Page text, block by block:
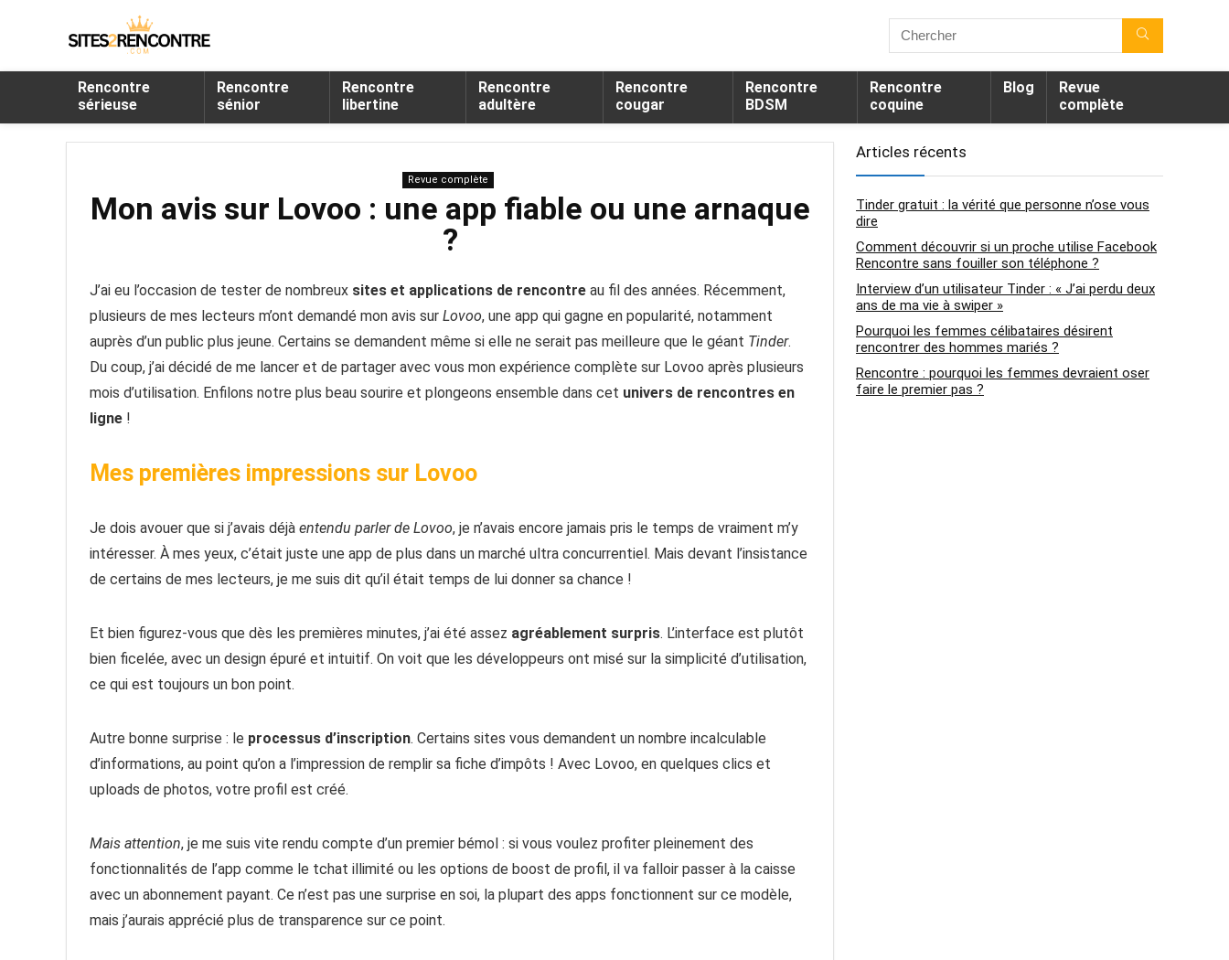
Rencontre
sérieuse
Rencontre
sénior
Rencontre
libertine
Rencontre
adultère
Rencontre
cougar
Rencontre
BDSM
Rencontre
coquine
Blog
Revue
complète
Revue complète
Mon avis sur Lovoo : une app fiable ou une arnaque
?
J’ai eu l’occasion de tester de nombreux sites et applications de rencontre au fil des années. Récemment,
plusieurs de mes lecteurs m’ont demandé mon avis sur Lovoo, une app qui gagne en popularité, notamment
auprès d’un public plus jeune. Certains se demandent même si elle ne serait pas meilleure que le géant Tinder.
Du coup, j’ai décidé de me lancer et de partager avec vous mon expérience complète sur Lovoo après plusieurs
mois d’utilisation. Enfilons notre plus beau sourire et plongeons ensemble dans cet univers de rencontres en
ligne !
Mes premières impressions sur Lovoo
Je dois avouer que si j’avais déjà entendu parler de Lovoo, je n’avais encore jamais pris le temps de vraiment m’y
intéresser. À mes yeux, c’était juste une app de plus dans un marché ultra concurrentiel. Mais devant l’insistance
de certains de mes lecteurs, je me suis dit qu’il était temps de lui donner sa chance !
Et bien figurez-vous que dès les premières minutes, j’ai été assez agréablement surpris. L’interface est plutôt
bien ficelée, avec un design épuré et intuitif. On voit que les développeurs ont misé sur la simplicité d’utilisation,
ce qui est toujours un bon point.
Autre bonne surprise : le processus d’inscription. Certains sites vous demandent un nombre incalculable
d’informations, au point qu’on a l’impression de remplir sa fiche d’impôts ! Avec Lovoo, en quelques clics et
uploads de photos, votre profil est créé.
Mais attention, je me suis vite rendu compte d’un premier bémol : si vous voulez profiter pleinement des
fonctionnalités de l’app comme le tchat illimité ou les options de boost de profil, il va falloir passer à la caisse
avec un abonnement payant. Ce n’est pas une surprise en soi, la plupart des apps fonctionnent sur ce modèle,
mais j’aurais apprécié plus de transparence sur ce point.
Articles récents
Tinder gratuit : la vérité que personne n’ose vous
dire
Comment découvrir si un proche utilise Facebook
Rencontre sans fouiller son téléphone ?
Interview d’un utilisateur Tinder : « J’ai perdu deux
ans de ma vie à swiper »
Pourquoi les femmes célibataires désirent
rencontrer des hommes mariés ?
Rencontre : pourquoi les femmes devraient oser
faire le premier pas ?